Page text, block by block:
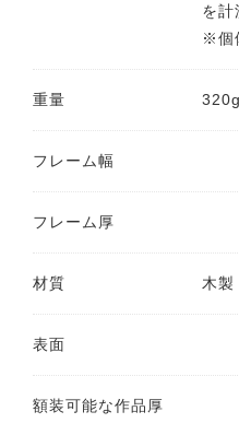
を計
※個
重量 320g
フレーム幅
フレーム厚
材質 木製
表面
額装可能な作品厚